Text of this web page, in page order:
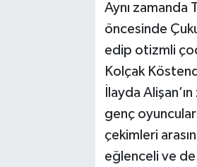
Aynı zamanda
öncesinde
edip otizmli
Kolçak
İlayda
genç
çekimleri
eğlenceli ve de